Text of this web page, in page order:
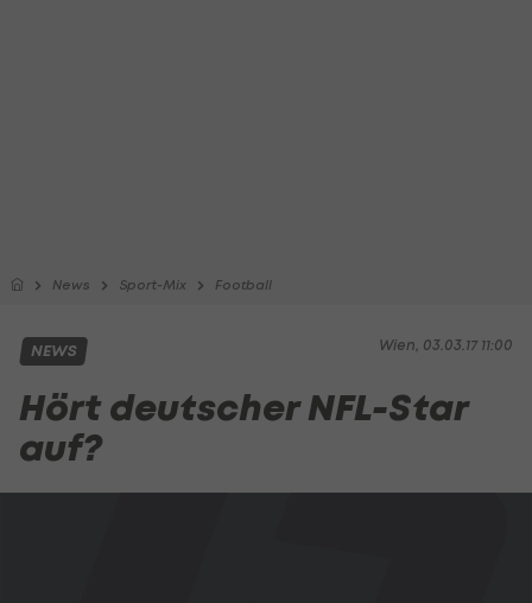
News Sport-Mix Football
Wien, 03.03.17 11:00
NEWS
Hört deutscher NFL-Star
auf?